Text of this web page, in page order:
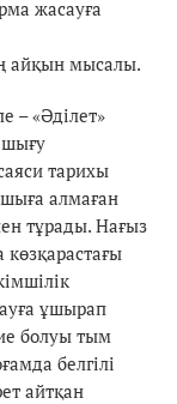
жасауға
айқын мысалы.
– «Әділет»
тарихы
шыға алмаған
тұрады. Нағыз
ұшырап
болуы тым
белгілі
айтқан